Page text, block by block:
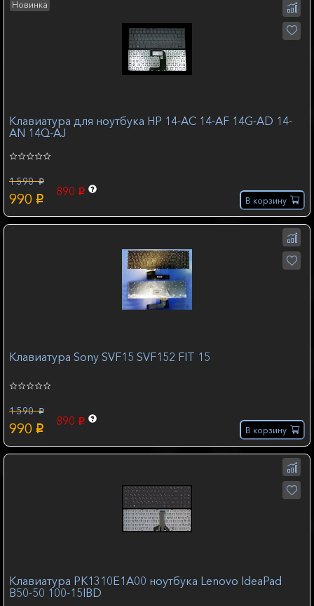
Новинка
Клавиатура для ноутбука HP 14-AC 14-AF 14G-AD 14-
AN 14Q-AJ
1 590 p
990 p
890 p
В корзину
Клавиатура Sony SVF15 SVF152 FIT 15
1 590 p
990 p
890 p
В корзину
Клавиатура PK1310E1A00 ноутбука Lenovo IdeaPad
B50-50 100-15IBD